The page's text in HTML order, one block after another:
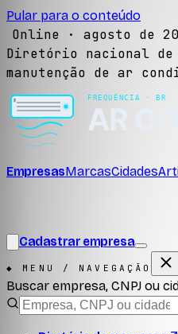
Pular para o conteúdo
Online · agosto de
Diretório nacional
manutenção de ar
EmpresasMarcasCidades
Cadastrar empresa
◆ MENU / NAVEGAÇÃO
Buscar empresa, CNPJ ou